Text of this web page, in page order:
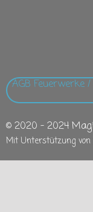
AGB Feuerwerke
© 2020 - 2024
Mit Unterstützung von